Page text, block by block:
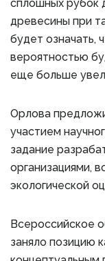
сплошных рубок
древесины при
будет означать,
вероятностью
еще больше
Орлова
участием
задание
организациями,
экологической
Всероссийское
заняло позицию